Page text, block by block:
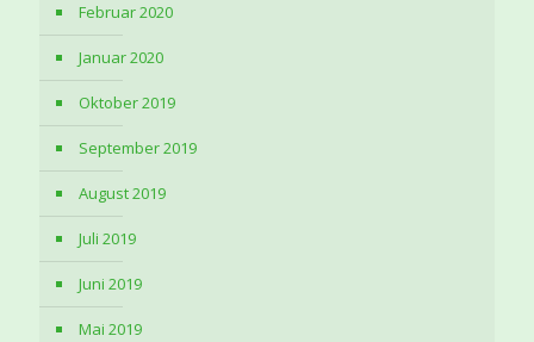
Februar 2020
Januar 2020
Oktober 2019
September 2019
August 2019
Juli 2019
Juni 2019
Mai 2019